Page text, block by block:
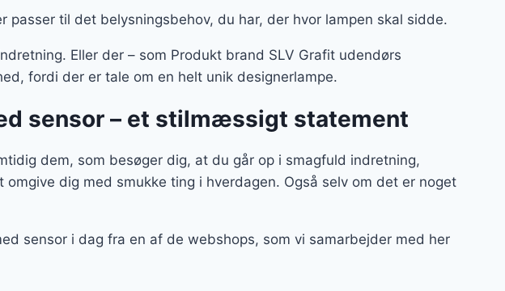
til det belysningsbehov, du har, der hvor lampen skal sidde.
Eller der – som Produkt brand SLV Grafit udendørs
fordi der er tale om en helt unik designerlampe.
sensor – et stilmæssigt statement
dem, som besøger dig, at du går op i smagfuld indretning,
dig med smukke ting i hverdagen. Også selv om det er noget
sensor i dag fra en af de webshops, som vi samarbejder med her